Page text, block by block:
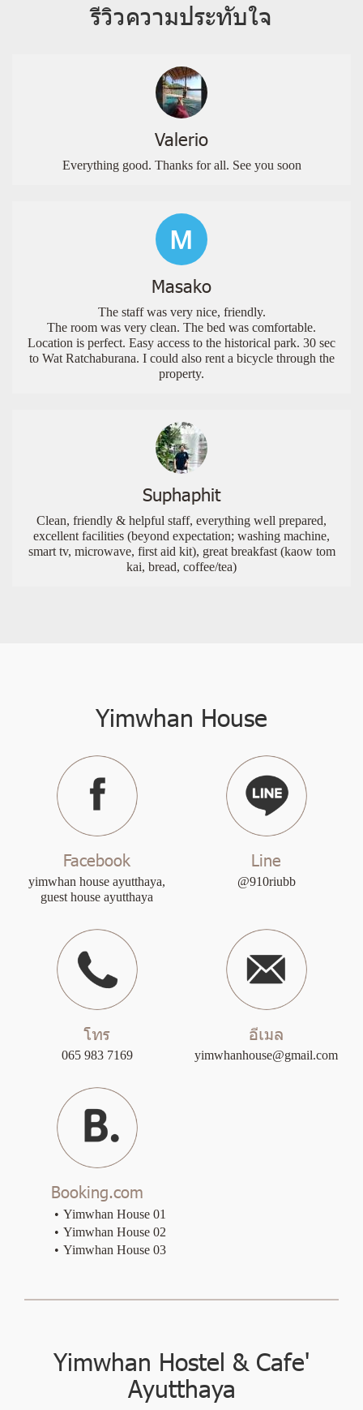
รีวิวความประทับใจ
Valerio
Everything good. Thanks for all. See you soon
Masako
The staff was very nice, friendly.
The room was very clean. The bed was comfortable.
Location is perfect. Easy access to the historical park. 30 sec
to Wat Ratchaburana. I could also rent a bicycle through the
property.
Suphaphit
Clean, friendly & helpful staff, everything well prepared,
excellent facilities (beyond expectation; washing machine,
smart tv, microwave, first aid kit), great breakfast (kaow tom
kai, bread, coffee/tea)
Yimwhan House
Facebook
yimwhan house ayutthaya,
guest house ayutthaya
Line
@910riubb
โทร
065 983 7169
อีเมล
yimwhanhouse@gmail.com
Booking.com
Yimwhan House 01
Yimwhan House 02
Yimwhan House 03
Yimwhan Hostel & Cafe'
Ayutthaya